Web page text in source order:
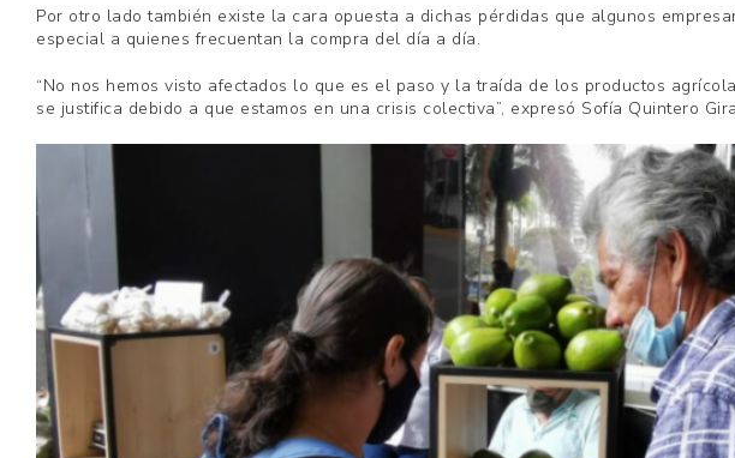
Por otro lado también existe la cara opuesta a dichas pérdidas que algunos
especial a quienes frecuentan la compra del día a día.
“No nos hemos visto afectados lo que es el paso y la traída de los productos
se justifica debido a que estamos en una crisis colectiva”, expresó Sofía Quintero